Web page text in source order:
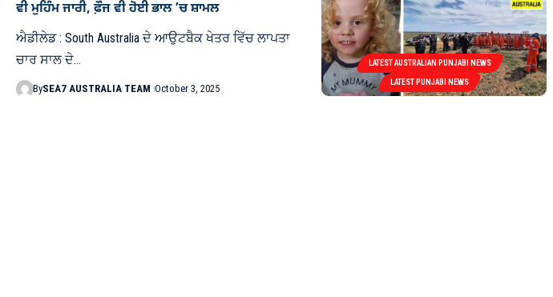
LATEST AUSTRALIAN PUNJABI NEWS
LATEST PUNJABI NEWS
ਵੀ ਮੁਹਿੰਮ ਜਾਰੀ, ਫ਼ੌਜ ਵੀ ਹੋਈ ਭਾਲ ’ਚ ਸ਼ਾਮਲ
ਐਡੀਲੇਡ : South Australia ਦੇ ਆਉਟਬੈਕ ਖੇਤਰ ਵਿੱਚ ਲਾਪਤਾ
ਚਾਰ ਸਾਲ ਦੇ…
BySEA7 AUSTRALIA TEAM October 3, 2025